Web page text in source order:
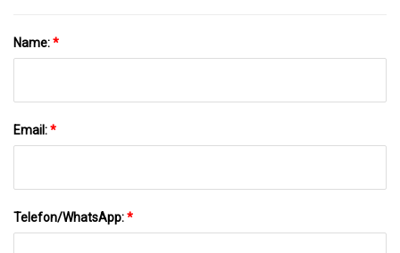
Name:*
Email:*
Telefon/WhatsApp:*